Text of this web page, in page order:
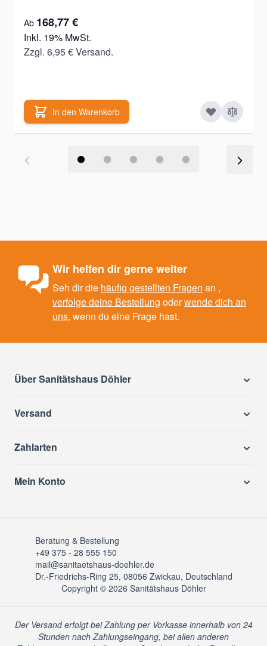
Ab 168,77 €
Inkl. 19% MwSt.
Zzgl. 6,95 € Versand.
In den Warenkorb
Wir helfen dir gerne weiter
Seh dir die häufig gestellten Fragen an ,
verfolge deine Bestellung oderwende dich an
uns, wenn du eine Frage hast.
Über Sanitätshaus Döhler
Versand
Zahlarten
Mein Konto
Beratung & Bestellung
+49 375 - 28 555 150
mail@sanitaetshaus-doehler.de
Dr.-Friedrichs-Ring 25, 08056 Zwickau, Deutschland
Copyright © 2026 Sanitätshaus Döhler
Der Versand erfolgt bei Zahlung per Vorkasse innerhalb von 24
Stunden nach Zahlungseingang, bei allen anderen